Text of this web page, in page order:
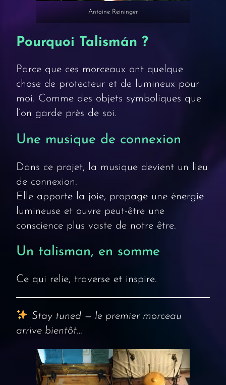
Antoine Reininger
Pourquoi Talismán ?
Parce que ces morceaux ont quelque
chose de protecteur et de lumineux pour
moi. Comme des objets symboliques que
l’on garde près de soi.
Une musique de connexion
Dans ce projet, la musique devient un lieu
de connexion.
Elle apporte la joie, propage une énergie
lumineuse et ouvre peut-être une
conscience plus vaste de notre être.
Un talisman, en somme
Ce qui relie, traverse et inspire.
Stay tuned — le premier morceau
arrive bientôt…